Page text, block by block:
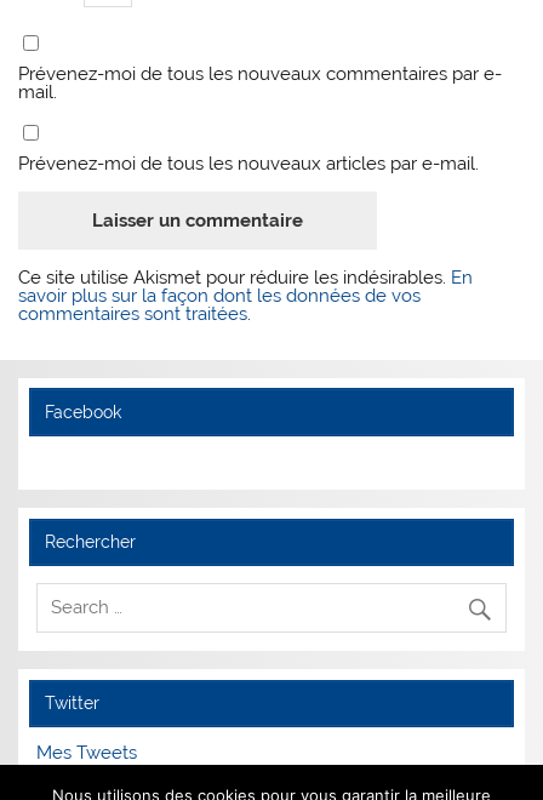
Prévenez-moi de tous les nouveaux commentaires par e-
mail.
Prévenez-moi de tous les nouveaux articles par e-mail.
Ce site utilise Akismet pour réduire les indésirables. En
savoir plus sur la façon dont les données de vos
commentaires sont traitées
Facebook
Rechercher
Twitter
Mes Tweets
Nous utilisons des cookies pour vous garantir la meilleure